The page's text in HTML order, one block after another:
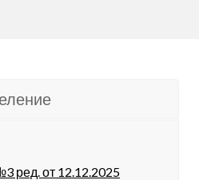
от 12.12.2025